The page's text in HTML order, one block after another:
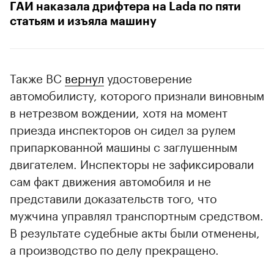
ГАИ наказала дрифтера на Lada по пяти
статьям и изъяла машину
Также ВС вернул удостоверение
автомобилисту, которого признали виновным
в нетрезвом вождении, хотя на момент
приезда инспекторов он сидел за рулем
припаркованной машины с заглушенным
двигателем. Инспекторы не зафиксировали
сам факт движения автомобиля и не
представили доказательств того, что
мужчина управлял транспортным средством.
В результате судебные акты были отменены,
а производство по делу прекращено.